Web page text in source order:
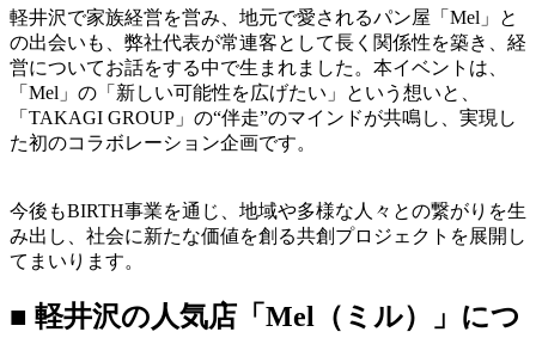
軽井沢で家族経営を営み、地元で愛されるパン屋「Mel」と
の出会いも、弊社代表が常連客として長く関係性を築き、経
営についてお話をする中で生まれました。本イベントは、
「Mel」の「新しい可能性を広げたい」という想いと、
「TAKAGI GROUP」の“伴走”のマインドが共鳴し、実現し
た初のコラボレーション企画です。
今後もBIRTH事業を通じ、地域や多様な人々との繋がりを生
み出し、社会に新たな価値を創る共創プロジェクトを展開し
てまいります。
■ 軽井沢の人気店「Mel（ミル）」につ